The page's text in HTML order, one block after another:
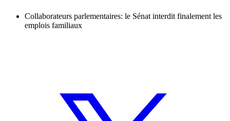
Collaborateurs parlementaires: le Sénat interdit finalement les
emplois familiaux